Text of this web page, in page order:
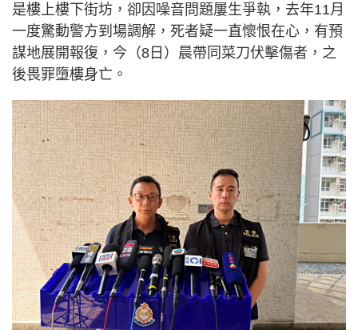
是樓上樓下街坊，卻因噪音問題屢生爭執，去年11月
一度驚動警方到場調解，死者疑一直懷恨在心，有預
謀地展開報復，今（8日）晨帶同菜刀伏擊傷者，之
後畏罪墮樓身亡。